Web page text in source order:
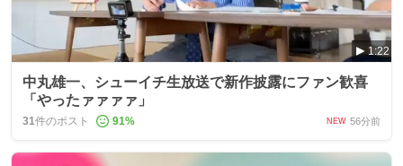
1:22
中丸雄一、シューイチ生放送で新作披露にファン歓喜
「やったァァァァ」
31件のポスト 91% NEW 56分前